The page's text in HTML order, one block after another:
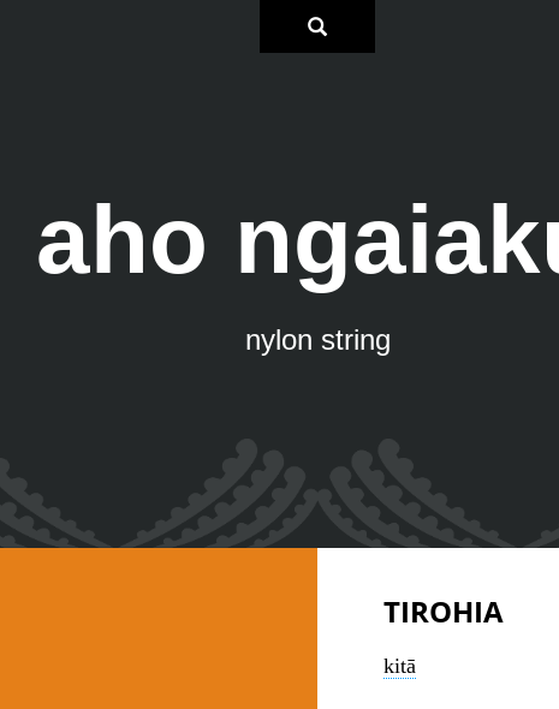
aho
nylon string
TIROHIA
kitā